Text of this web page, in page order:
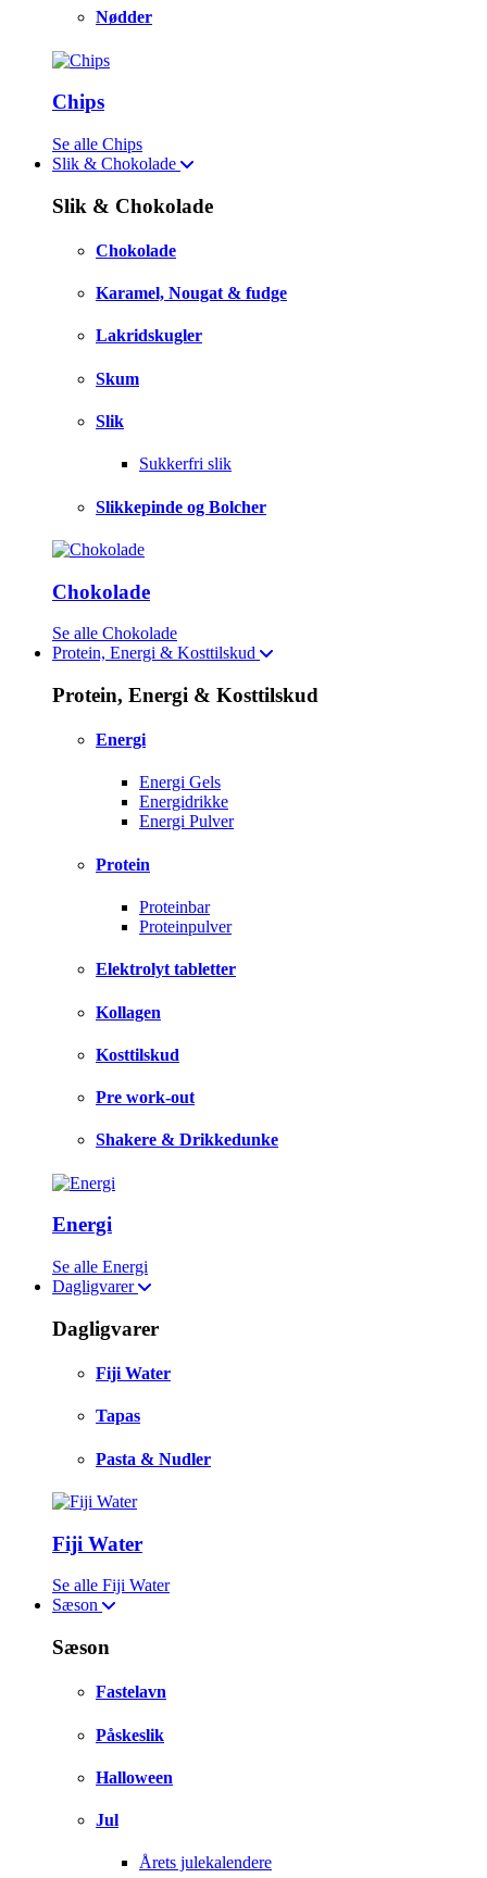
Nødder
Chips
Se alle Chips
Slik & Chokolade
Slik & Chokolade
Chokolade
Karamel, Nougat & fudge
Lakridskugler
Skum
Slik
Sukkerfri slik
Slikkepinde og Bolcher
Chokolade
Se alle Chokolade
Protein, Energi & Kosttilskud
Protein, Energi & Kosttilskud
Energi
Energi Gels
Energidrikke
Energi Pulver
Protein
Proteinbar
Proteinpulver
Elektrolyt tabletter
Kollagen
Kosttilskud
Pre work-out
Shakere & Drikkedunke
Energi
Se alle Energi
Dagligvarer
Dagligvarer
Fiji Water
Tapas
Pasta & Nudler
Fiji Water
Se alle Fiji Water
Sæson
Sæson
Fastelavn
Påskeslik
Halloween
Jul
Årets julekalendere